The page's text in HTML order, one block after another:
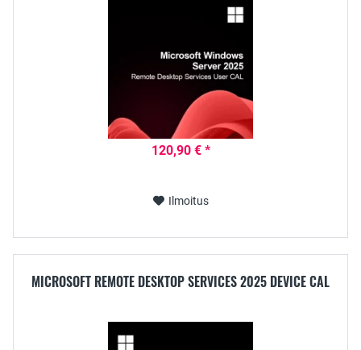
120,90 € *
Ilmoitus
MICROSOFT REMOTE DESKTOP SERVICES 2025 DEVICE CAL